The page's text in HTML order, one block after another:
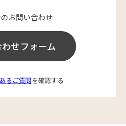
お問い合わせ
せフォーム
るご質問を確認する